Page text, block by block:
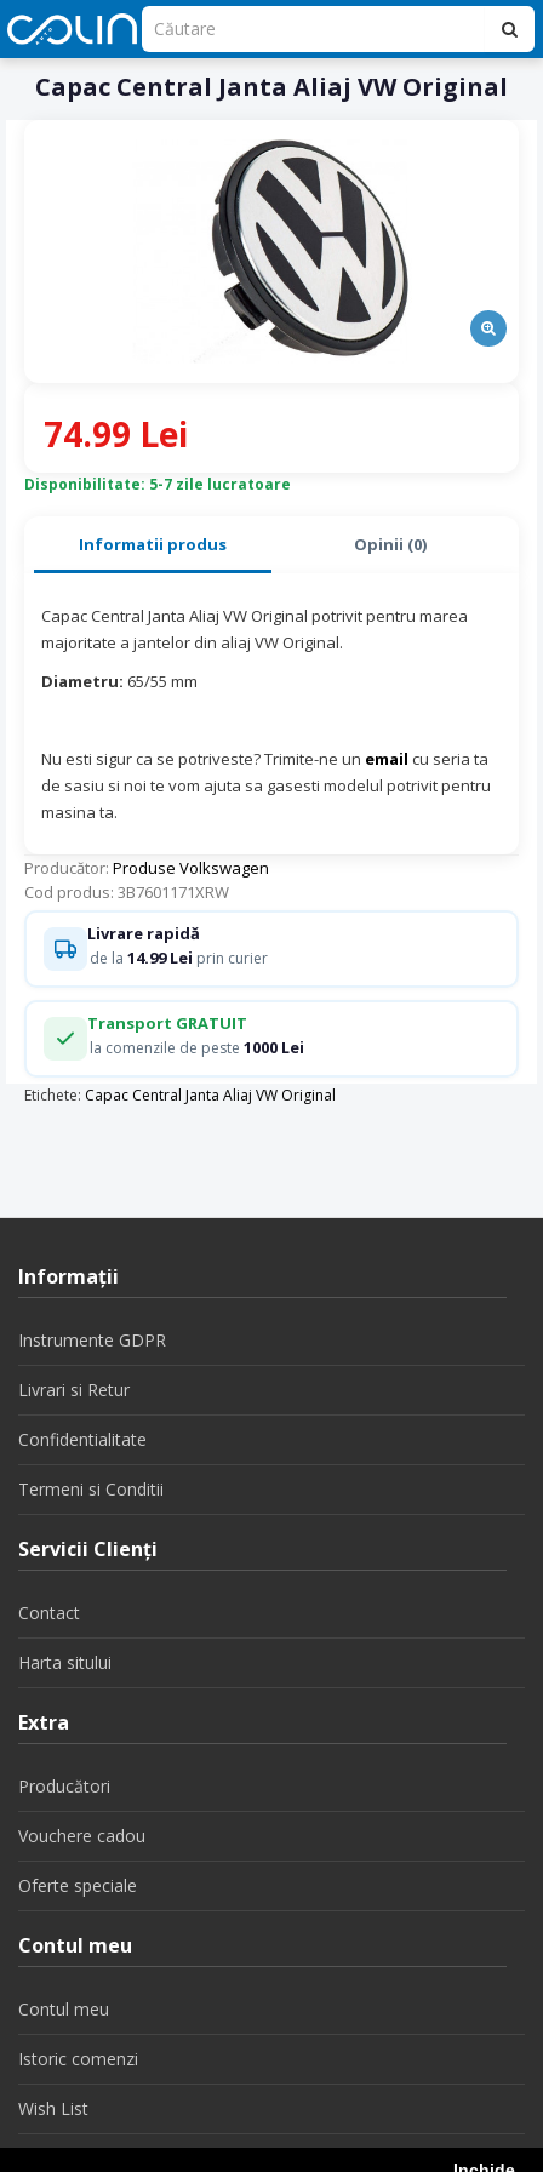
Capac Central Janta Aliaj VW Original
Informatii produs Opinii (0)
Capac Central Janta Aliaj VW Original potrivit pentru marea
majoritate a jantelor din aliaj VW Original.
Diametru: 65/55 mm
Nu esti sigur ca se potriveste? Trimite-ne un email cu seria ta
de sasiu si noi te vom ajuta sa gasesti modelul potrivit pentru
masina ta.
Producător: Produse Volkswagen
Cod produs: 3B7601171XRW
Disponibilitate: 5-7 zile lucratoare
74.99 Lei
Livrare rapidă
de la 14.99 Lei prin curier
Transport GRATUIT
la comenzile de peste 1000 Lei
Etichete: Capac Central Janta Aliaj VW Original
Informaţii
Instrumente GDPR
Livrari si Retur
Confidentialitate
Termeni si Conditii
Servicii Clienţi
Contact
Harta sitului
Extra
Producători
Vouchere cadou
Oferte speciale
Contul meu
Contul meu
Istoric comenzi
Wish List